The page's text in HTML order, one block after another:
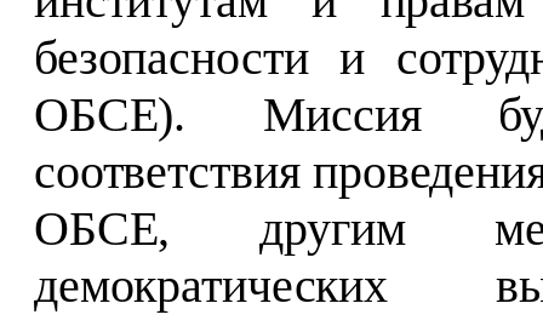
безопасности и
ОБСЕ). Миссия
соответствия
ОБСЕ, другим
демократических